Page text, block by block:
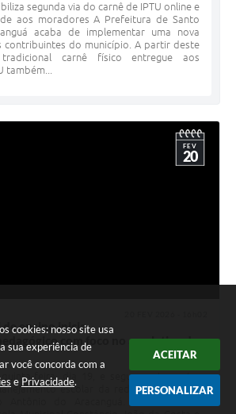
cookies: nosso site usa
sua experiência de
você concorda com a
e Privacidade.
ACEITAR
PERSONALIZAR
segunda via do carnê de IPTU online e
aos moradores A Prefeitura de Santo
acaba de implementar uma nova
contribuintes do município. A partir deste
carnê físico entregue aos
também...
FEV
20
ensino inicia
com foco no ano letivo de
quinta-feira, dia 19, e segue nesta sexta-
escolar da rede municipal de